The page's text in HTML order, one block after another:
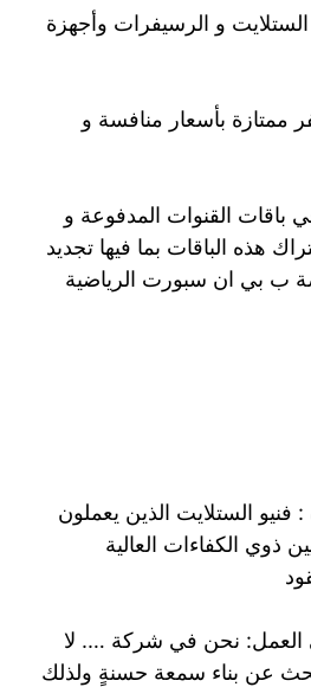
و الرسيفرات وأجهزة
ممتازة بأسعار منافسة و
باقات القنوات المدفوعة و
هذه الباقات بما فيها تجديد
ب بي ان سبورت الرياضية
: فنيو الستلايت الذين يعملون
ذوي الكفاءات العالية
العمل: نحن في شركة …. لا
عن بناء سمعة حسنةٍ ولذلك